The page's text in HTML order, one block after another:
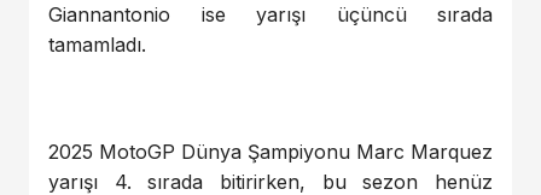
Giannantonio ise yarışı üçüncü sırada
tamamladı.
2025 MotoGP Dünya Şampiyonu Marc Marquez
yarışı 4. sırada bitirirken, bu sezon henüz